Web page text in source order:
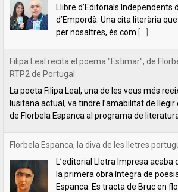
lusitana actual, va tindre l’amabilitat de llegir
de Florbela Espanca al programa de
Florbela Espanca, la diva de les lletres
L’editorial Lletra Impresa acaba
la primera obra íntegra de poesia
Espanca. Es tracta de Bruc en
en portuguès), considerat el[...]
Tabernacle, de Carles Mulet
Una de les coses boniques del
anunciar les novetats que hem
de l'estiu. La primera és aquest
Mulet:[...]